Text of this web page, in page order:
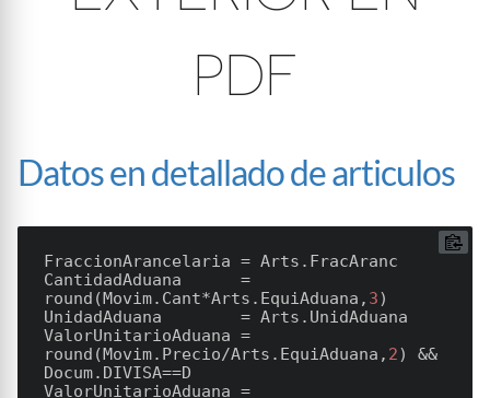
PDF
Datos en detallado de articulos
FraccionArancelaria
CantidadAduana
      =
round(Movim.Cant*Arts.EquiAduana, 3
UnidadAduana
ValorUnitarioAduana =
round(Movim.Precio/Arts.EquiAduana, 2) &&
ValorUnitarioAduana =